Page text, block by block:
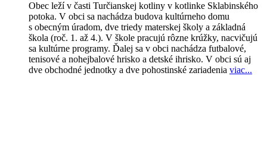
Obec leží v časti Turčianskej kotliny v kotlinke Sklabinského
potoka. V obci sa nachádza budova kultúrneho domu
s obecným úradom, dve triedy materskej školy a základná
škola (roč. 1. až 4.). V škole pracujú rôzne krúžky, nacvičujú
sa kultúrne programy. Ďalej sa v obci nachádza futbalové,
tenisové a nohejbalové hrisko a detské ihrisko. V obci sú aj
dve obchodné jednotky a dve pohostinské zariadenia viac...